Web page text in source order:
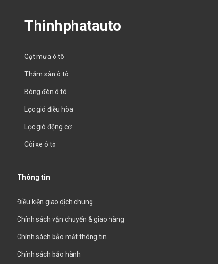
Thinhphatauto
Gạt mưa ô tô
Thảm sàn ô tô
Bóng đèn ô tô
Lọc gió điều hòa
Lọc gió động cơ
Còi xe ô tô
Thông tin
Điều kiện giao dịch chung
Chính sách vận chuyển & giao hàng
Chính sách bảo mật thông tin
Chính sách bảo hành